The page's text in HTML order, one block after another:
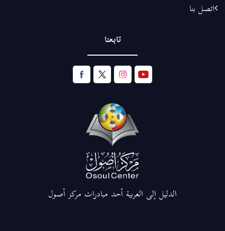
اتصل بنا
تابعنا
الدليل إلى العربية أحد مبادرات مركز أصول